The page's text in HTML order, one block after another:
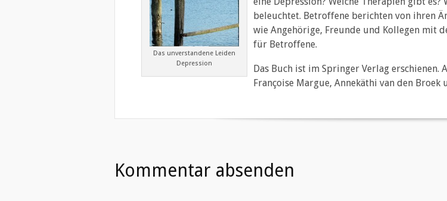
Das unverstandene Leiden
Depression
beleuchtet. Betroffene berichten von ihren
wie Angehörige, Freunde und Kollegen mit
für Betroffene.
Das Buch ist im Springer Verlag
Françoise Margue, Annekäthi van den Broek
Kommentar absenden